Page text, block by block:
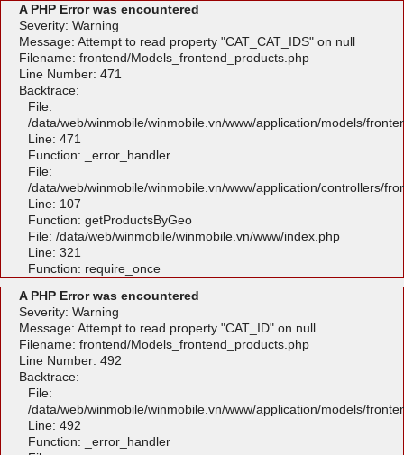
A PHP Error was encountered
Severity: Warning
Message: Attempt to read property "CAT_CAT_IDS" on null
Filename: frontend/Models_frontend_products.php
Line Number: 471
Backtrace:
File:
/data/web/winmobile/winmobile.vn/www/application/models/
Line: 471
Function: _error_handler
File:
/data/web/winmobile/winmobile.vn/www/application/controllers/
Line: 107
Function: getProductsByGeo
File: /data/web/winmobile/winmobile.vn/www/index.php
Line: 321
Function: require_once
A PHP Error was encountered
Severity: Warning
Message: Attempt to read property "CAT_ID" on null
Filename: frontend/Models_frontend_products.php
Line Number: 492
Backtrace:
File:
/data/web/winmobile/winmobile.vn/www/application/models/
Line: 492
Function: _error_handler